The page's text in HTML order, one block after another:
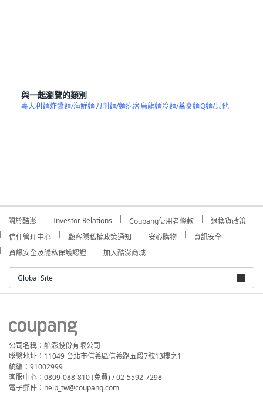
與一起瀏覽的類別
義大利麵炸醬麵/海鮮麵刀削麵/麵疙瘩烏龍麵冷麵/蕎麥麵Q麵/其他
關於酷澎 Investor Relations Coupang使用者條款
退換貨政策
信任管理中心
顧客隱私權政策通知 安心購物
資訊安全
資訊安全及隱私保護認證
加入酷澎商城
Global Site
公司名稱：酷澎股份有限公司
聯繫地址：11049 台北市信義區信義路五段7號13樓之1
統編：91002999
客服中心：0809-088-810 (免費) / 02-5592-7298
電子郵件：help_tw@coupang.com